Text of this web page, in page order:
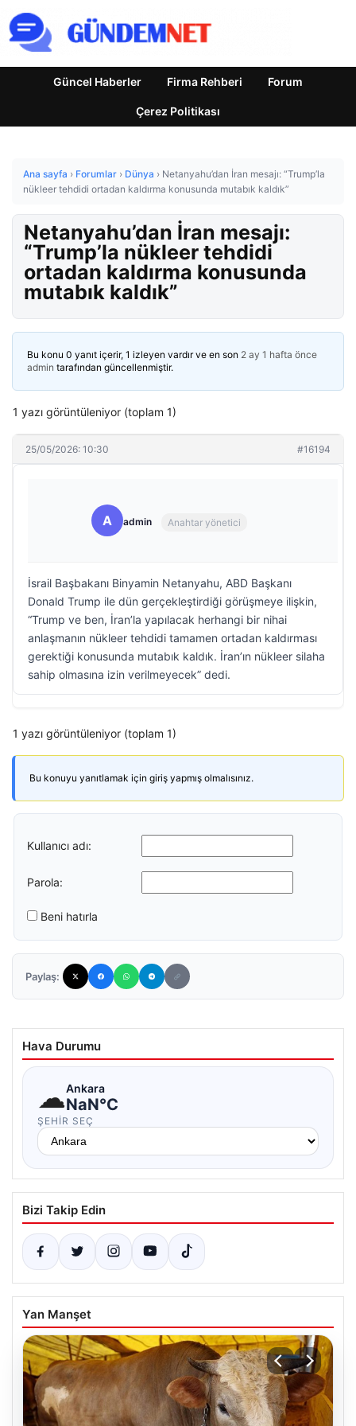
Güncel Haberler Firma Rehberi Forum
Çerez Politikası
Ana sayfa › Forumlar › Dünya › Netanyahu’dan İran mesajı: “Trump’la
nükleer tehdidi ortadan kaldırma konusunda mutabık kaldık”
Netanyahu’dan İran mesajı:
“Trump’la nükleer tehdidi
ortadan kaldırma konusunda
mutabık kaldık”
Bu konu 0 yanıt içerir, 1 izleyen vardır ve en son 2 ay 1 hafta önce
admin tarafından güncellenmiştir.
1 yazı görüntüleniyor (toplam 1)
25/05/2026: 10:30 #16194
A admin Anahtar yönetici
İsrail Başbakanı Binyamin Netanyahu, ABD Başkanı
Donald Trump ile dün gerçekleştirdiği görüşmeye ilişkin,
“Trump ve ben, İran’la yapılacak herhangi bir nihai
anlaşmanın nükleer tehdidi tamamen ortadan kaldırması
gerektiği konusunda mutabık kaldık. İran’ın nükleer silaha
sahip olmasına izin verilmeyecek” dedi.
1 yazı görüntüleniyor (toplam 1)
Bu konuyu yanıtlamak için giriş yapmış olmalısınız.
Kullanıcı adı:
Parola:
Beni hatırla
Paylaş:
Hava Durumu
☁Ankara
NaN°C
ŞEHIR SEÇ
Bizi Takip Edin
Yan Manşet